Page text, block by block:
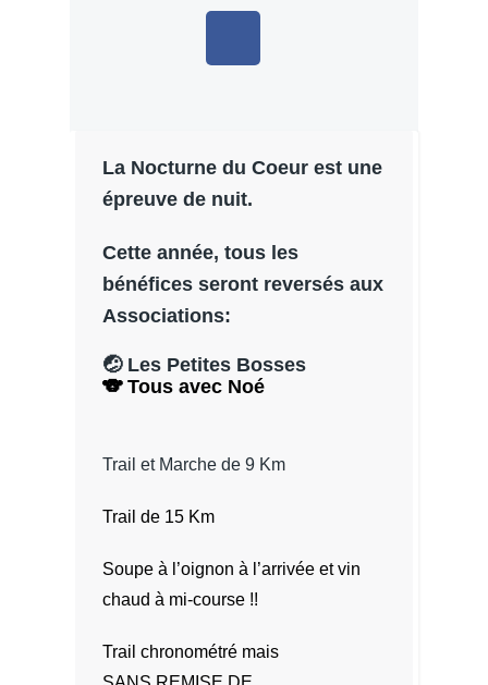
La Nocturne du Coeur est une
épreuve de nuit.
Cette année, tous les
bénéfices seront reversés aux
Associations:
🤕 Les Petites Bosses
🐨 Tous avec Noé
Trail et Marche de 9 Km
Trail de 15 Km
Soupe à l’oignon à l’arrivée et vin
chaud à mi-course !!
Trail chronométré mais